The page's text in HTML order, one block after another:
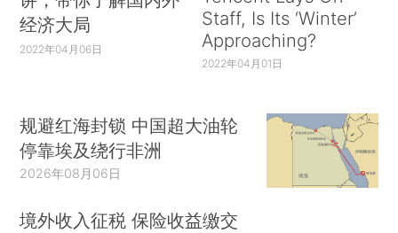
经济大局
2022年04月06日
Staff, Is Its ‘Winter’
Approaching?
2022年04月01日
规避红海封锁 中国超大油轮
停靠埃及绕行非洲
2026年08月06日
境外收入征税 保险收益缴交